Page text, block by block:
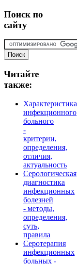
Поиск по
сайту
Читайте
также:
Характеристика
инфекционного
больного
-
критерии,
определения,
отличия,
актуальность
Серологическая
диагностика
инфекционных
болезней
- методы,
определения,
суть,
правила
Серотерапия
инфекционных
больных -